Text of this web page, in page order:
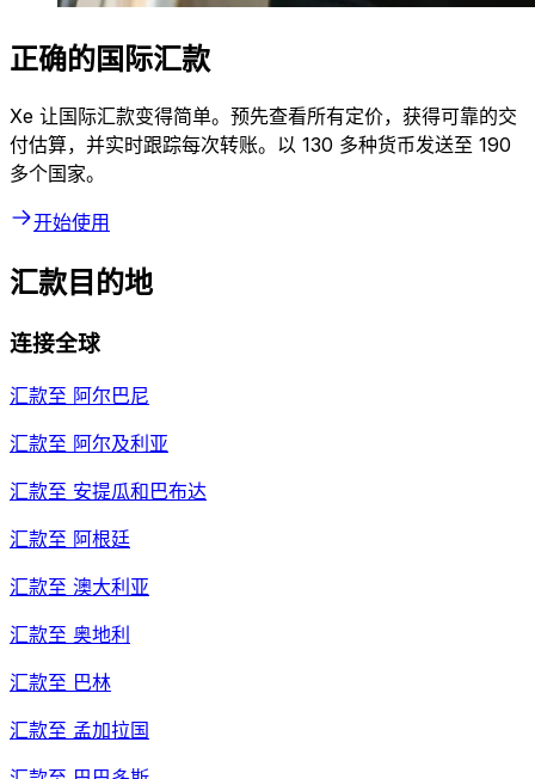
正确的国际汇款
Xe 让国际汇款变得简单。预先查看所有定价，获得可靠的交
付估算，并实时跟踪每次转账。以 130 多种货币发送至 190
多个国家。
开始使用
汇款目的地
连接全球
汇款至 阿尔巴尼
汇款至 阿尔及利亚
汇款至 安提瓜和巴布达
汇款至 阿根廷
汇款至 澳大利亚
汇款至 奥地利
汇款至 巴林
汇款至 孟加拉国